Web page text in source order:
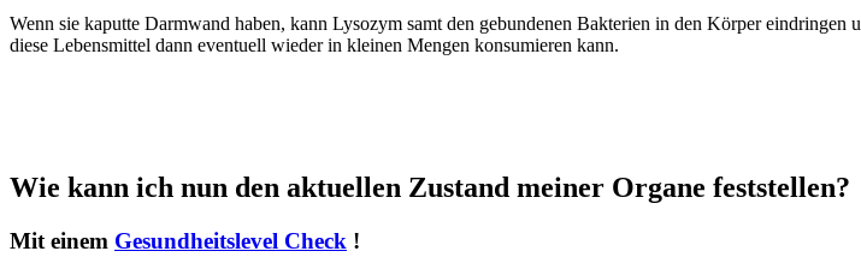
Wenn sie kaputte Darmwand haben, kann Lysozym samt den gebundenen Bakterien in den Körper
diese Lebensmittel dann eventuell wieder in kleinen Mengen konsumieren kann.
Wie kann ich nun den aktuellen Zustand meiner Organe feststellen?
Mit einem Gesundheitslevel Check !